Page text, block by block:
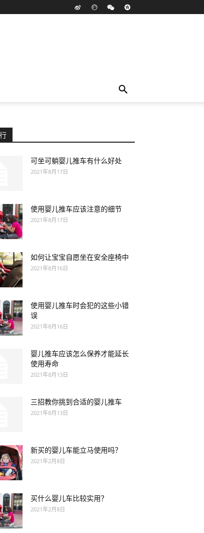
可坐可躺婴儿推车有什么好处
2021年8月17日
使用婴儿推车应该注意的细节
2021年8月17日
如何让宝宝自愿坐在安全座椅中
2021年8月16日
使用婴儿推车时会犯的这些小错
误
2021年8月16日
婴儿推车应该怎么保养才能延长
使用寿命
2021年8月13日
三招教你挑到合适的婴儿推车
2021年8月13日
新买的婴儿车能立马使用吗？
2021年2月8日
买什么婴儿车比较实用？
2021年2月8日